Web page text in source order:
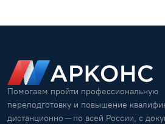
Помогаем пройти профессиональную
переподготовку и повышение
дистанционно — по всей России, с